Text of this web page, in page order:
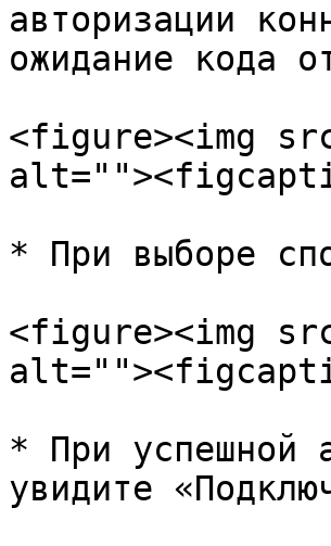
авторизации
ожидание кода
<figure><img
* При выборе
<figure><img
* При успешной
увидите